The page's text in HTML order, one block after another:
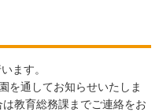
ます。
を通してお知らせいたしま
教育総務課までご連絡をお